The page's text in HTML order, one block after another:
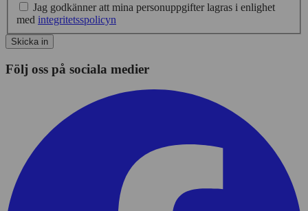
Jag godkänner att mina personuppgifter lagras i enlighet
med integritetsspolicyn
Skicka in
Följ oss på sociala medier